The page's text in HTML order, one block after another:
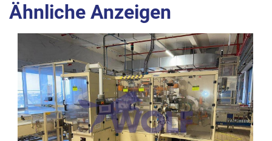
Ähnliche Anzeigen